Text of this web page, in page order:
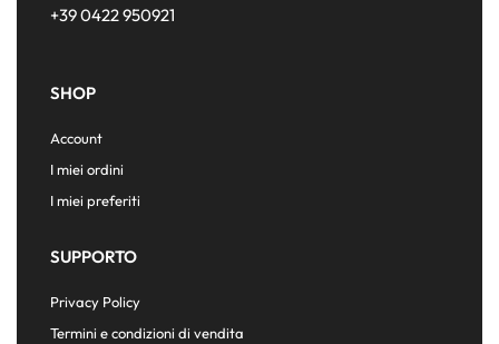
+39 0422 950921
SHOP
Account
I miei ordini
I miei preferiti
SUPPORTO
Privacy Policy
Termini e condizioni di vendita